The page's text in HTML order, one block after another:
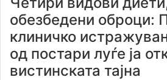
обезбедени оброци:
клиничко
од постари луѓе ја
вистинската тајна